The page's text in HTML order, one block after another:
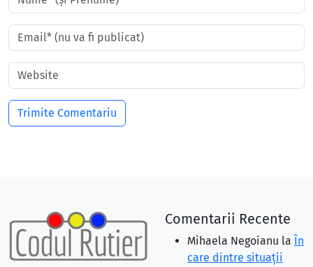
Comentarii Recente
Mihaela Negoianu la În
care dintre situaţii